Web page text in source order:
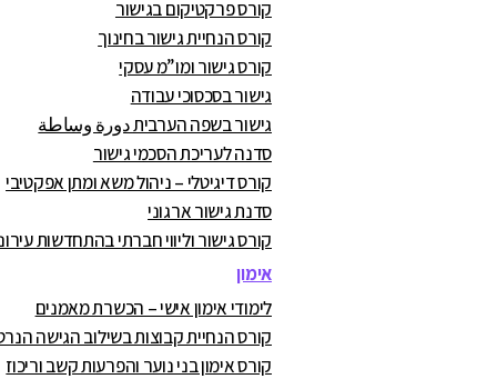
קורס פרקטיקום בגישור
קורס הנחיית גישור בחינוך
קורס גישור ומו”מ עסקי
גישור בסכסוכי עבודה
גישור בשפה הערבית دورة وساطة
סדנה לעריכת הסכמי גישור
קורס דיגיטלי – ניהול משא ומתן אפקטיבי
סדנת גישור ארגוני
קורס גישור וליווי חברתי בהתחדשות
אימון
לימודי אימון אישי – הכשרת מאמנים
קורס הנחיית קבוצות בשילוב הגישה
קורס אימון בני נוער והפרעות קשב וריכוז